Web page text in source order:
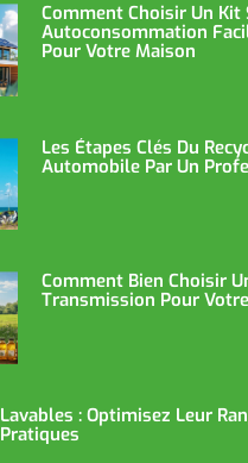
Comment Choisir Un Kit
Autoconsommation
Pour Votre Maison
Les Étapes Clés Du
Automobile Par Un
Comment Bien Choisir
Transmission Pour
: Optimisez Leur